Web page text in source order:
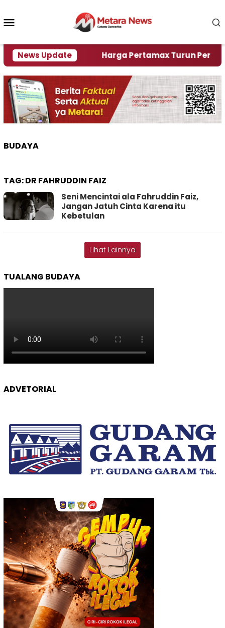
konten
News Update
Krisi Air Harga Pertamax Turun Per Hari
BUDAYA
TAG:DR FAHRUDDIN FAIZ
Seni Mencintai ala Fahruddin Faiz,
Jangan Jatuh Cinta Karena itu
Kebetulan
Lihat Lainnya
TUALANG BUDAYA
ADVETORIAL